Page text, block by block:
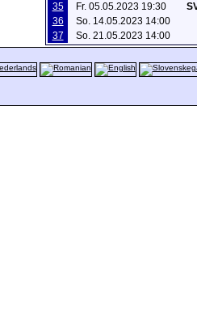
35
Fr. 05.05.2023 19:30
36
So. 14.05.2023 14:00
37
So. 21.05.2023 14:00